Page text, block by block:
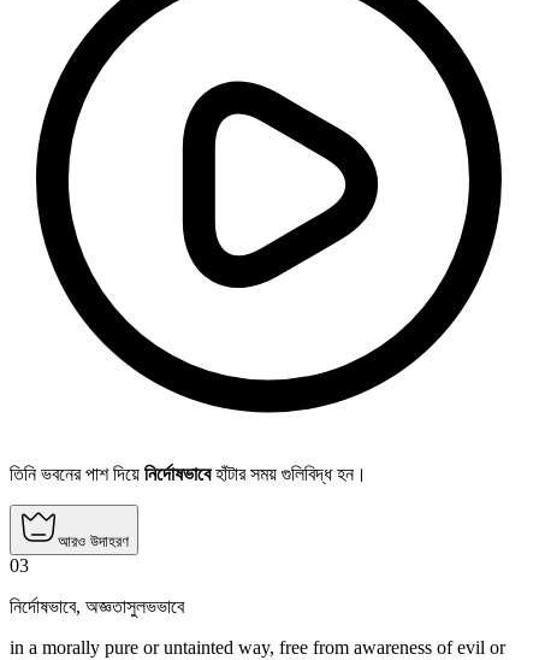
তিনি ভবনের পাশ দিয়ে নির্দোষভাবেহাঁটার সময় গুলিবিদ্ধ হন।
আরও উদাহরণ
03
নির্দোষভাবে, অজ্ঞতাসুলভভাবে
in a morally pure or untainted way, free from awareness of evil or